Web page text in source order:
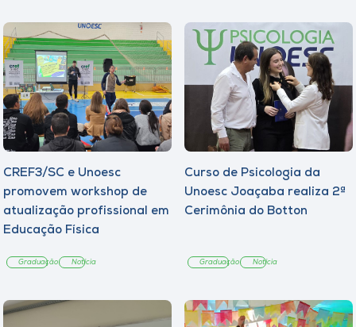
CREF3/SC e Unoesc
promovem workshop de
atualização profissional em
Educação Física
Graduação Notícia
Curso de Psicologia da
Unoesc Joaçaba realiza 2ª
Cerimônia do Botton
Graduação Notícia